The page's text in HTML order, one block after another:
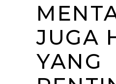
JUGA
YANG